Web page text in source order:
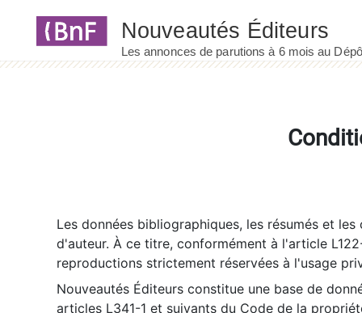
Les données bibliographiques, les résumés et
d'auteur. À ce titre, conformément à l'article
reproductions strictement réservées à l'usage
Nouveautés Éditeurs constitue une base de
articles L341-1 et suivants du Code de la